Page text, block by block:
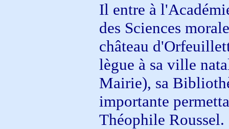
Il entre à
des Sciences
château
lègue à sa ville
Mairie), sa
importante
Théophile Roussel.